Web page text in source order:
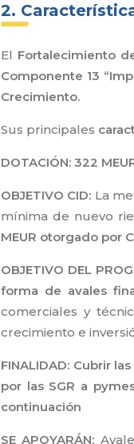
2.
El Fortalecimiento
Componente 13
Crecimiento.
Sus principales
DOTACIÓN: 322
OBJETIVO CID: La
mínima de nuevo
MEUR otorgado por
OBJETIVO DEL
forma de avales
comerciales y
crecimiento e
FINALIDAD: Cubrir
por las SGR a
continuación
SE APOYARÁN: